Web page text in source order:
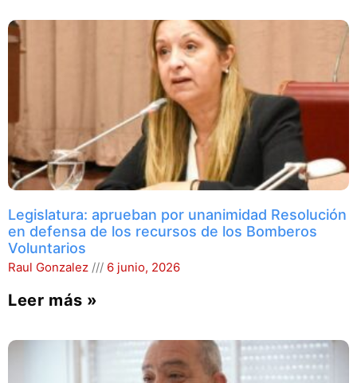
Legislatura: aprueban por unanimidad Resolución
en defensa de los recursos de los Bomberos
Voluntarios
Raul Gonzalez 6 junio, 2026
Leer más »